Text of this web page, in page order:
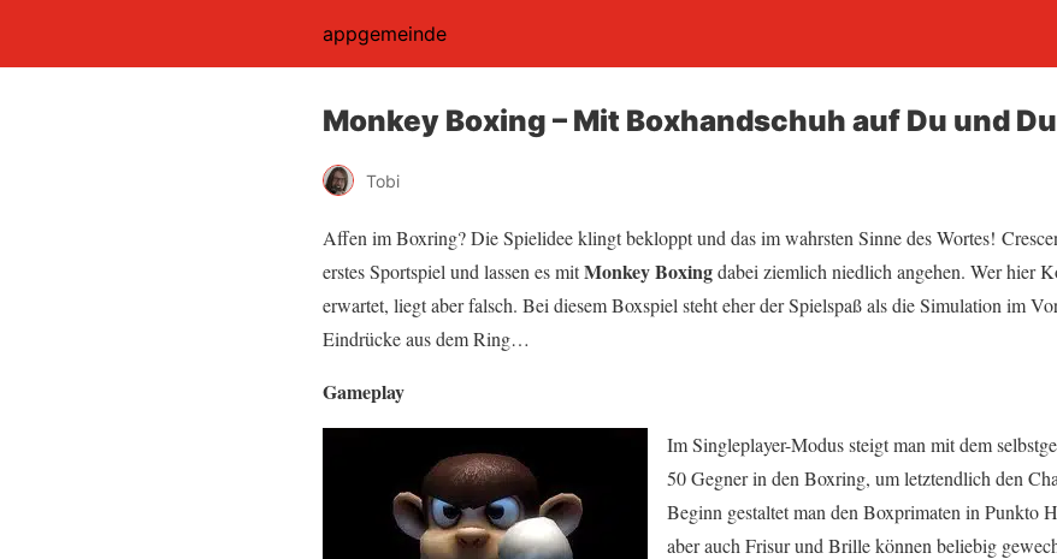
appgemeinde
Monkey Boxing – Mit Boxhandschuh auf Du und
Tobi
Affen im Boxring? Die Spielidee klingt bekloppt und das im wahrsten Sinne des Wortes!
erstes Sportspiel und lassen es mitMonkey Boxingdabei ziemlich niedlich angehen. Wer hier
erwartet, liegt aber falsch. Bei diesem Boxspiel steht eher der Spielspaß als die Simulation im
Eindrücke aus dem Ring…
Gameplay
Im Singleplayer-Modus steigt man mit dem
50 Gegner in den Boxring, um letztendlich den
Beginn gestaltet man den Boxprimaten in Punkto
aber auch Frisur und Brille können beliebig